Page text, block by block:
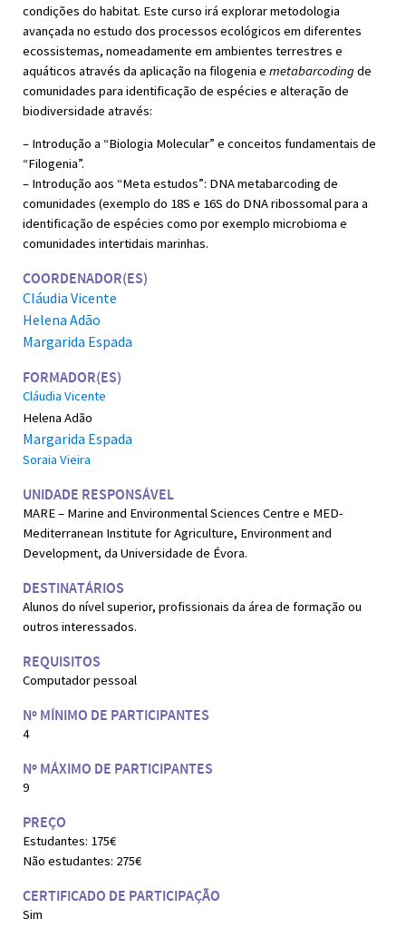
condições do habitat. Este curso irá explorar metodologia
avançada no estudo dos processos ecológicos em diferentes
ecossistemas, nomeadamente em ambientes terrestres e
aquáticos através da aplicação na filogenia e metabarcodingde
comunidades para identificação de espécies e alteração de
biodiversidade através:
– Introdução a “Biologia Molecular” e conceitos fundamentais de
“Filogenia”.
– Introdução aos “Meta estudos”: DNA metabarcoding de
comunidades (exemplo do 18S e 16S do DNA ribossomal para a
identificação de espécies como por exemplo microbioma e
comunidades intertidais marinhas.
COORDENADOR(ES)
Cláudia Vicente
Helena Adão
Margarida Espada
FORMADOR(ES)
Cláudia Vicente
Helena Adão
Margarida Espada
Soraia Vieira
UNIDADE RESPONSÁVEL
MARE – Marine and Environmental Sciences Centre e MED-
Mediterranean Institute for Agriculture, Environment and
Development, da Universidade de Évora.
DESTINATÁRIOS
Alunos do nível superior, profissionais da área de formação ou
outros interessados.
REQUISITOS
Computador pessoal
Nº MÍNIMO DE PARTICIPANTES
4
Nº MÁXIMO DE PARTICIPANTES
9
PREÇO
Estudantes: 175€
Não estudantes: 275€
CERTIFICADO DE PARTICIPAÇÃO
Sim